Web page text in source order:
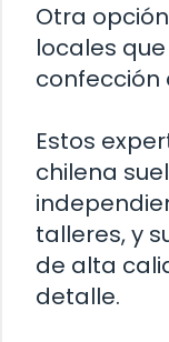
Otra
locales
confección
Estos
chilena
talleres, y
de alta
detalle.